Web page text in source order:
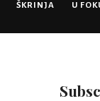
ŠKRINJA U